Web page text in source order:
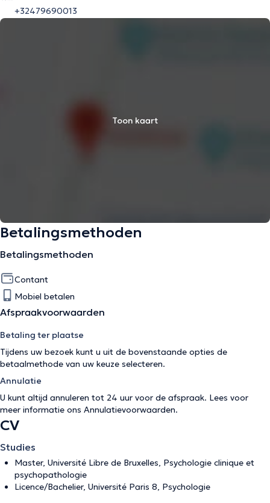
+32479690013
Toon kaart
Betalingsmethoden
Betalingsmethoden
Contant
Mobiel betalen
Afspraakvoorwaarden
Betaling ter plaatse
Tijdens uw bezoek kunt u uit de bovenstaande opties de
betaalmethode van uw keuze selecteren.
Annulatie
U kunt altijd annuleren tot 24 uur voor de afspraak. Lees voor
meer informatie ons Annulatievoorwaarden.
CV
Studies
Master, Université Libre de Bruxelles, Psychologie clinique et
psychopathologie
Licence/Bachelier, Université Paris 8, Psychologie